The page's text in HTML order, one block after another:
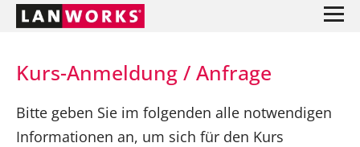
Kurs-Anmeldung / Anfrage
Bitte geben Sie im folgenden alle notwendigen
Informationen an, um sich für den Kurs